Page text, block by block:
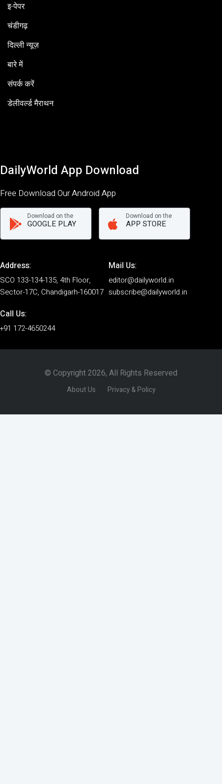
इ-पेपर
चंडीगढ़
दिल्ली न्यूज़
बारे में
संपर्क करें
डेलीवर्ल्ड मैराथन
DailyWorld App Download
Free Download Our Android App
Download on the
GOOGLE PLAY
Download on the
APP STORE
Address:
SCO 133-134-135, 4th Floor,
Sector-17C, Chandigarh-160017
Mail Us:
editor@dailyworld.in
subscribe@dailyworld.in
Call Us:
+91 172-4650244
© Copyright 2026, All Rights Reserved
About Us Privacy & Policy